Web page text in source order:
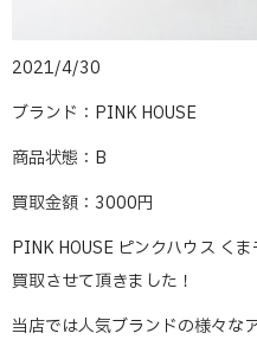
2021/4/30
ブランド：PINK HOUSE
商品状態：B
買取金額：3000円
PINK HOUSE ピンクハウス く
買取させて頂きました！
当店では人気ブランドの様々な